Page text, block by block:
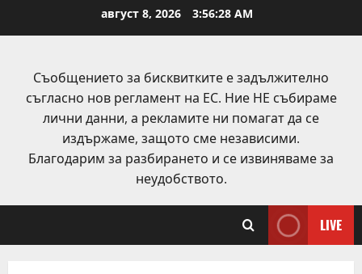
август 8, 2026 3:56:29 AM
Съобщението за бисквитките е задължително
съгласно нов регламент на ЕС. Ние НЕ събираме
лични данни, а рекламите ни помагат да се
издържаме, защото сме независими.
Благодарим за разбирането и се извиняваме за
неудобството.
LIVE